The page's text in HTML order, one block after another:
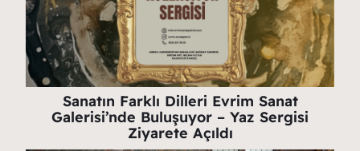
Sanatın Farklı Dilleri Evrim Sanat
Galerisi’nde Buluşuyor – Yaz Sergisi
Ziyarete Açıldı